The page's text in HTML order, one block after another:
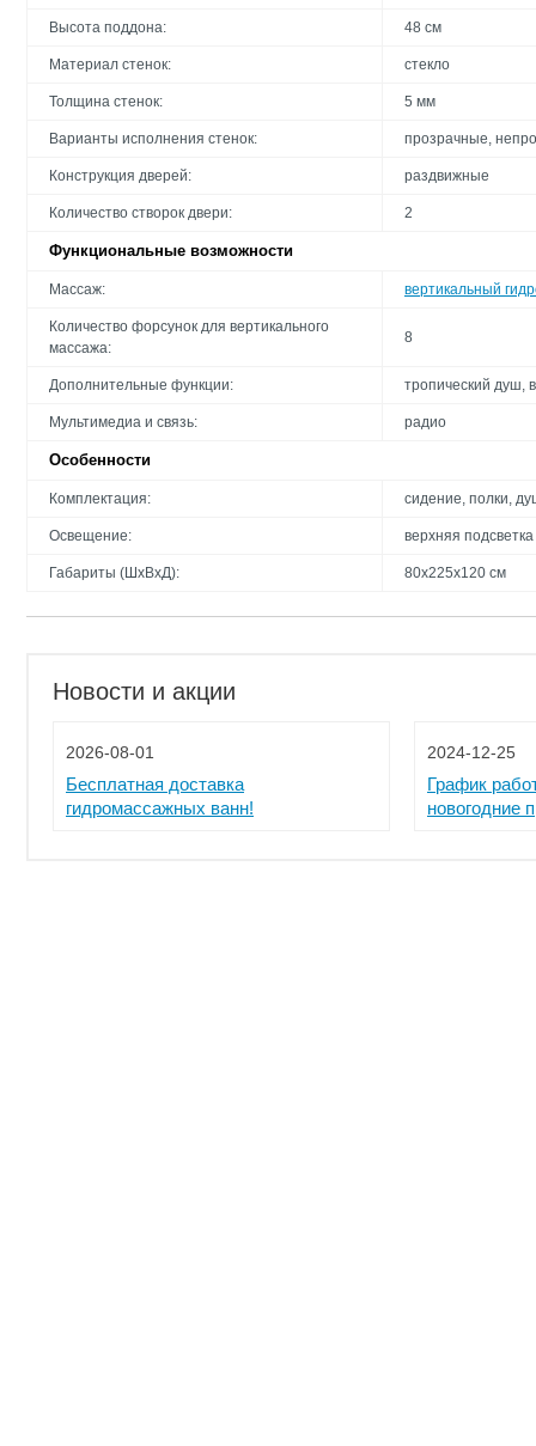
Высота поддона: 48 cм
Материал стенок: стекло
Толщина стенок: 5 мм
Варианты исполнения стенок: прозрачные,
Конструкция дверей: раздвижные
Количество створок двери: 2
Функциональные возможности
Массаж: вертикальный
Количество форсунок для вертикального
массажа:
8
Дополнительные функции: тропический душ,
Мультимедиа и связь: радио
Особенности
Комплектация: сидение, полки,
Освещение: верхняя подсветка
Габариты (ШхВхД): 80x225x120 см
Новости и акции
2026-08-01
Бесплатная доставка
гидромассажных ванн!
2024-12-25
График
новогодние